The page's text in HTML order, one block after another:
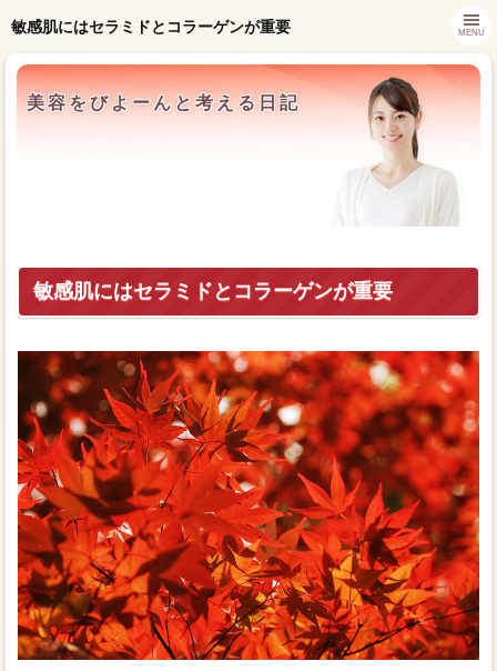
敏感肌にはセラミドとコラーゲンが重要
美容をびよーんと考える日記
MENU
敏感肌にはセラミドとコラーゲンが重要